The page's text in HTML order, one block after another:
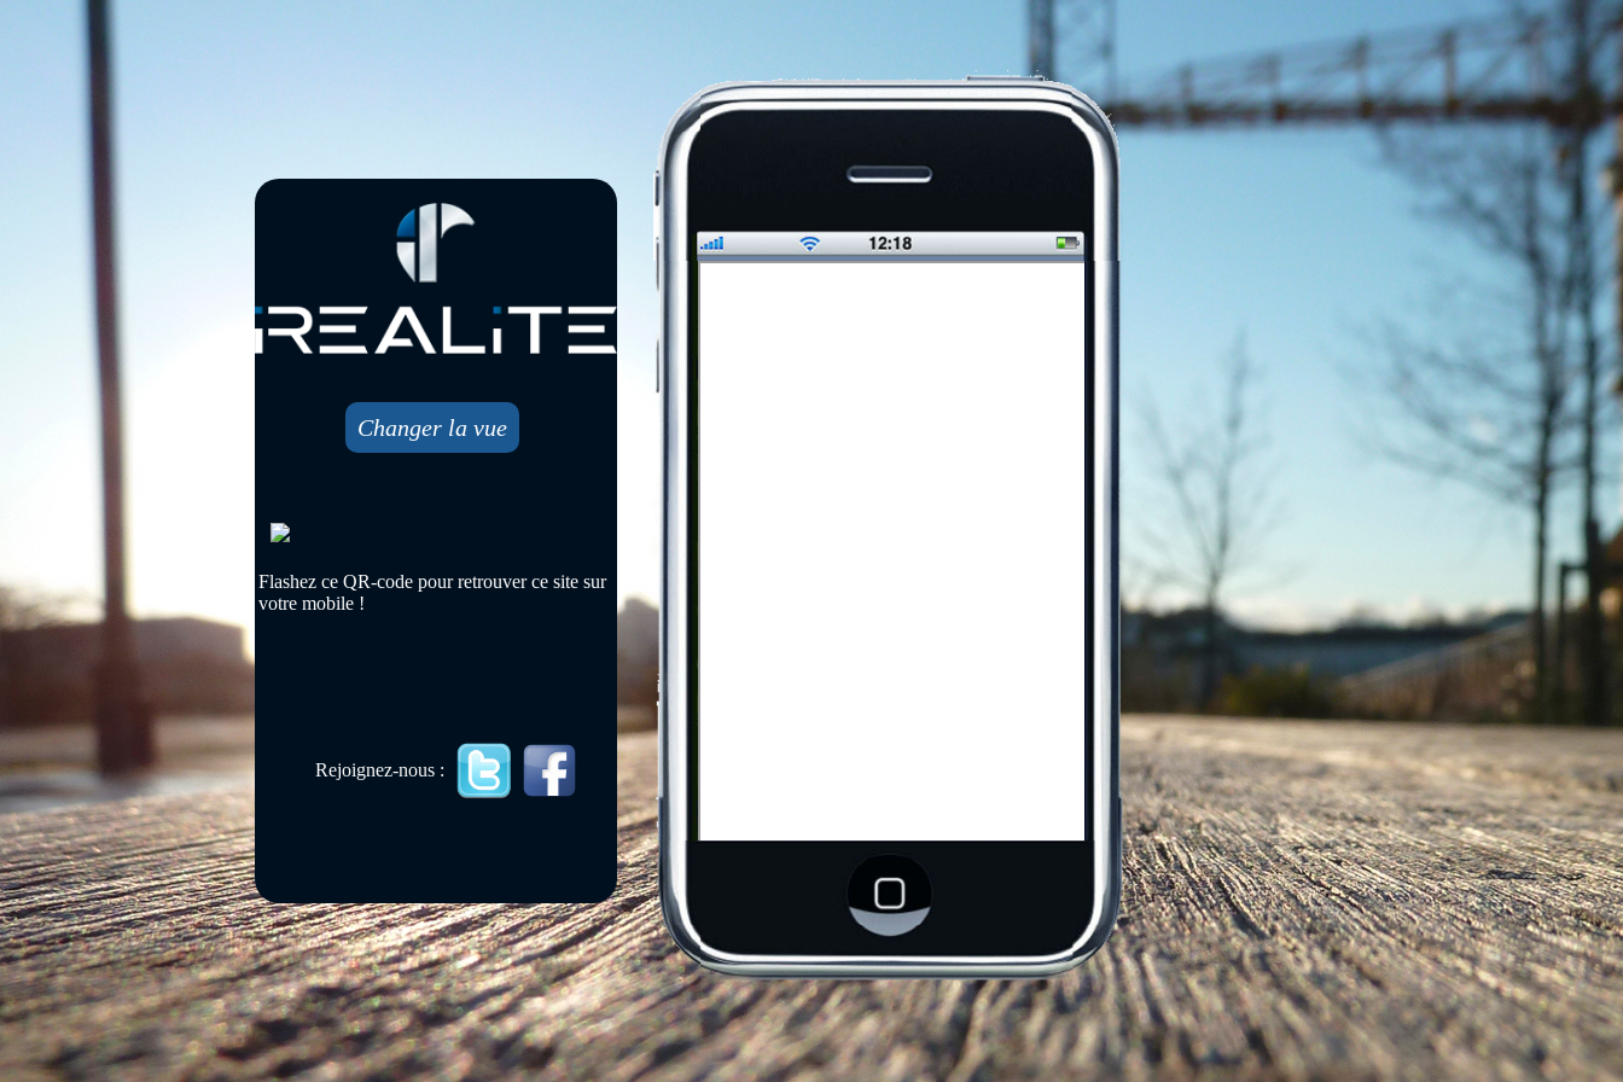
Changer la vue
Flashez ce QR-code pour retrouver ce site sur
votre mobile !
Rejoignez-nous :